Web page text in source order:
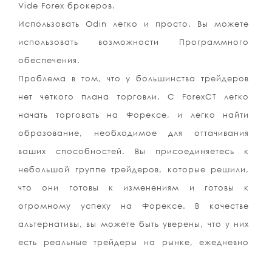
Vide Forex брокеров.
Использовать Odin легко и просто. Вы можете
использовать возможности Программного
обеспечения.
Проблема в том, что у большинства трейдеров
нет четкого плана торговли. С ForexCT легко
начать торговать на Форексе, и легко найти
образование, необходимое для оттачивания
ваших способностей. Вы присоединяетесь к
небольшой группе трейдеров, которые решили,
что они готовы к изменениям и готовы к
огромному успеху на Форексе. В качестве
альтернативы, вы можете быть уверены, что у них
есть реальные трейдеры на рынке, ежедневно